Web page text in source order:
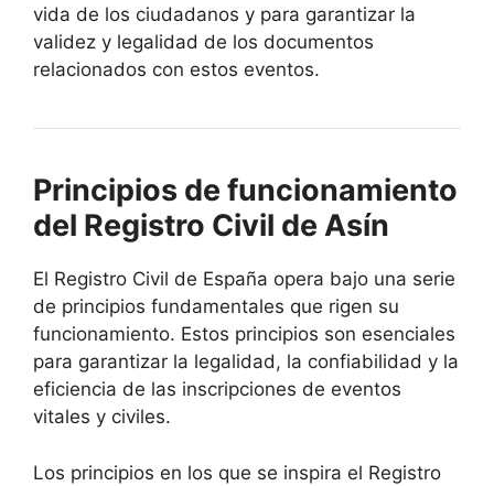
vida de los ciudadanos y para garantizar la
validez y legalidad de los documentos
relacionados con estos eventos.
Principios de funcionamiento
del Registro Civil de Asín
El Registro Civil de España opera bajo una serie
de principios fundamentales que rigen su
funcionamiento. Estos principios son esenciales
para garantizar la legalidad, la confiabilidad y la
eficiencia de las inscripciones de eventos
vitales y civiles.
Los principios en los que se inspira el Registro